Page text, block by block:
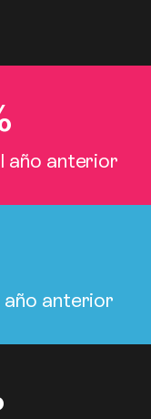
año anterior
anterior